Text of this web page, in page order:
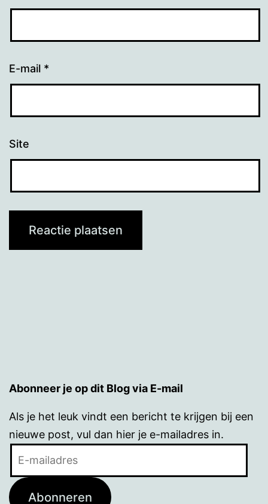
E-mail *
Site
Abonneer je op dit Blog via E-mail
Als je het leuk vindt een bericht te krijgen bij een
nieuwe post, vul dan hier je e-mailadres in.
Abonneren